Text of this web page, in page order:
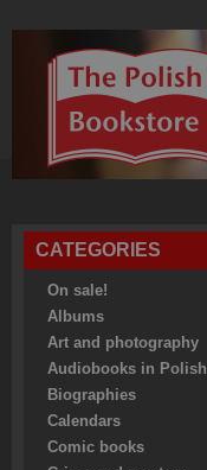
CATEGORIES
On sale!
Albums
Art and photography
Audiobooks in Polish
Biographies
Calendars
Comic books